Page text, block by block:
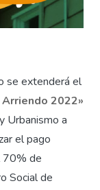
se extenderá el
2022»
Urbanismo a
el pago
70% de
Social de